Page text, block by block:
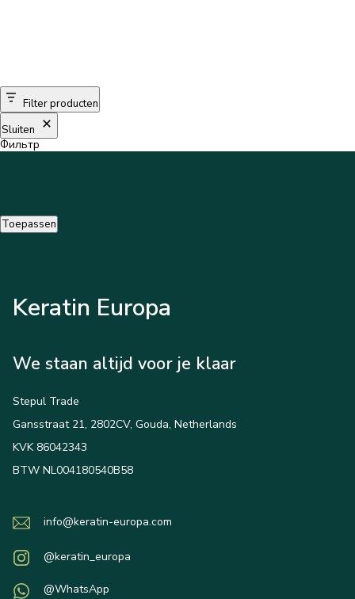
Filter producten
Sluiten
Фильтр
Toepassen
Keratin Europa
We staan altijd voor je klaar
Stepul Trade
Gansstraat 21, 2802CV, Gouda, Netherlands
KVK 86042343
BTW NL004180540B58
info@keratin-europa.com
@keratin_europa
@WhatsApp